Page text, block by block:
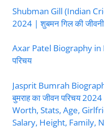
Shubman Gill (Indian
2024 | शुबमन गिल की जीवनी
Axar Patel Biography in
परिचय
Jasprit Bumrah
बुमराह का जीवन परिचय
Worth, Stats, Age,
Salary, Height, Family,